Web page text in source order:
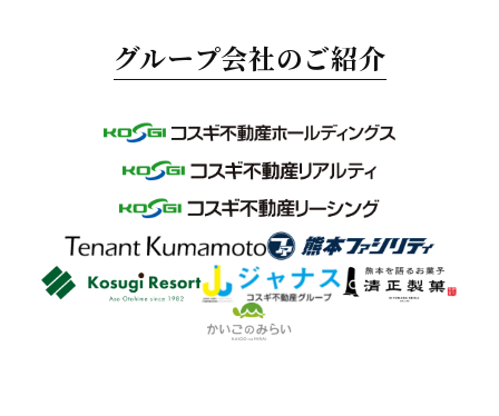
グループ会社のご紹介